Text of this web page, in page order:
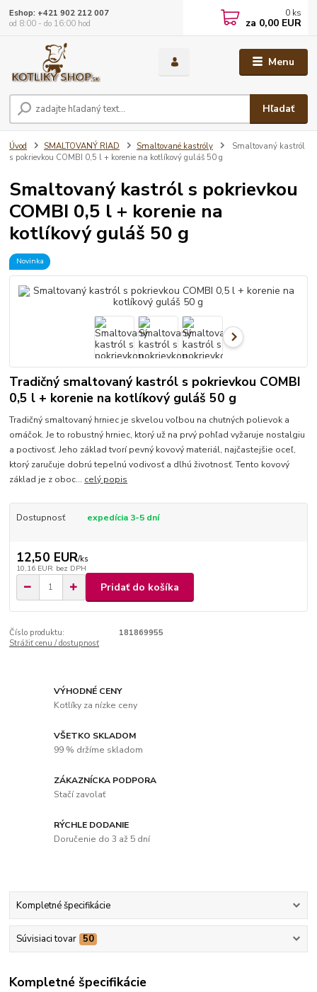
Menu
Hľadať
Eshop: +421 902 212 007
od 8:00 - do 16:00 hod
0 ks
za 0,00 EUR
Úvod SMALTOVANÝ RIAD Smaltované kastróly
Smaltovaný kastról
s pokrievkou COMBI 0,5 l + korenie na kotlíkový guláš 50 g
Smaltovaný kastról s pokrievkou
COMBI 0,5 l + korenie na
kotlíkový guláš 50 g
Novinka
Tradičný smaltovaný kastról s pokrievkou COMBI
0,5 l + korenie na kotlíkový guláš 50 g
Tradičný smaltovaný hrniec je skvelou voľbou na chutných polievok a
omáčok. Je to robustný hrniec, ktorý už na prvý pohľad vyžaruje nostalgiu
a poctivosť. Jeho základ tvorí pevný kovový materiál, najčastejšie oceľ,
ktorý zaručuje dobrú tepelnú vodivosť a dlhú životnosť. Tento kovový
základ je z oboc... celý popis
Dostupnosť expedícia 3-5 dní
12,50 EUR/ks
10,16 EUR bez DPH
Pridať do košíka
Číslo produktu:
181869955
Strážiť cenu / dostupnosť
VÝHODNÉ CENY
Kotlíky za nízke ceny
VŠETKO SKLADOM
99 % držíme skladom
ZÁKAZNÍCKA PODPORA
Stačí zavolať
RÝCHLE DODANIE
Doručenie do 3 až 5 dní
Kompletné špecifikácie
Súvisiaci tovar 50
Kompletné špecifikácie